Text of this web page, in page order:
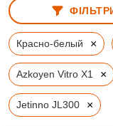
Красно-белый ×
Azkoyen Vitro X1 ×
Jetinno JL300 ×